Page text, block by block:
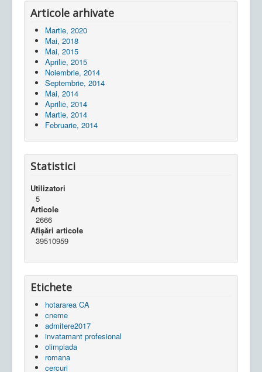
Articole arhivate
Martie, 2020
Mai, 2018
Mai, 2015
Aprilie, 2015
Noiembrie, 2014
Septembrie, 2014
Mai, 2014
Aprilie, 2014
Martie, 2014
Februarie, 2014
Statistici
Utilizatori
5
Articole
2666
Afișări articole
39510959
Etichete
hotararea CA
cneme
admitere2017
invatamant profesional
olimpiada
romana
cercuri